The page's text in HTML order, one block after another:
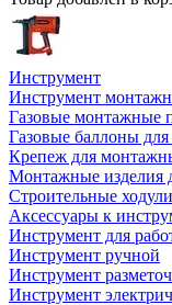
Инструмент
Инструмент
Газовые монтажные
Газовые баллоны
Крепеж для
Монтажные изделия
Строительные ходули
Аксессуары к
Инструмент для
Инструмент ручной
Инструмент
Инструмент